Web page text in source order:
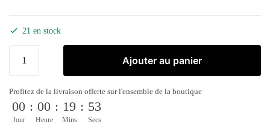
21 en stock
Ajouter au panier
Profitez de la livraison offerte sur l'ensemble de la boutique
00
Jour
: 00
Heure
: 19
Mins
: 53
Secs